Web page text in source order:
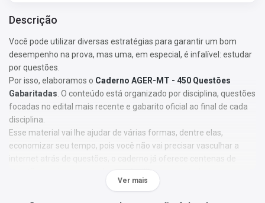
Descrição
Você pode utilizar diversas estratégias para garantir um bom
desempenho na prova, mas uma, em especial, é infalível: estudar
por questões.
Por isso, elaboramos o Caderno AGER-MT - 450 Questões
Gabaritadas . O conteúdo está organizado por disciplina, questões
focadas no edital mais recente e gabarito oficial ao final de cada
disciplina.
Esse material vai lhe ajudar de várias formas, dentre elas,
economizar seu tempo, pois você não vai precisar vasculhar a
internet atrás de questões, o caderno já oferece centenas de
Ver mais